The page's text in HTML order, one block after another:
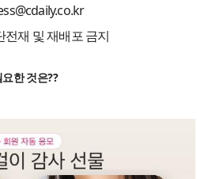
재 및 재배포 금지
한 것은??